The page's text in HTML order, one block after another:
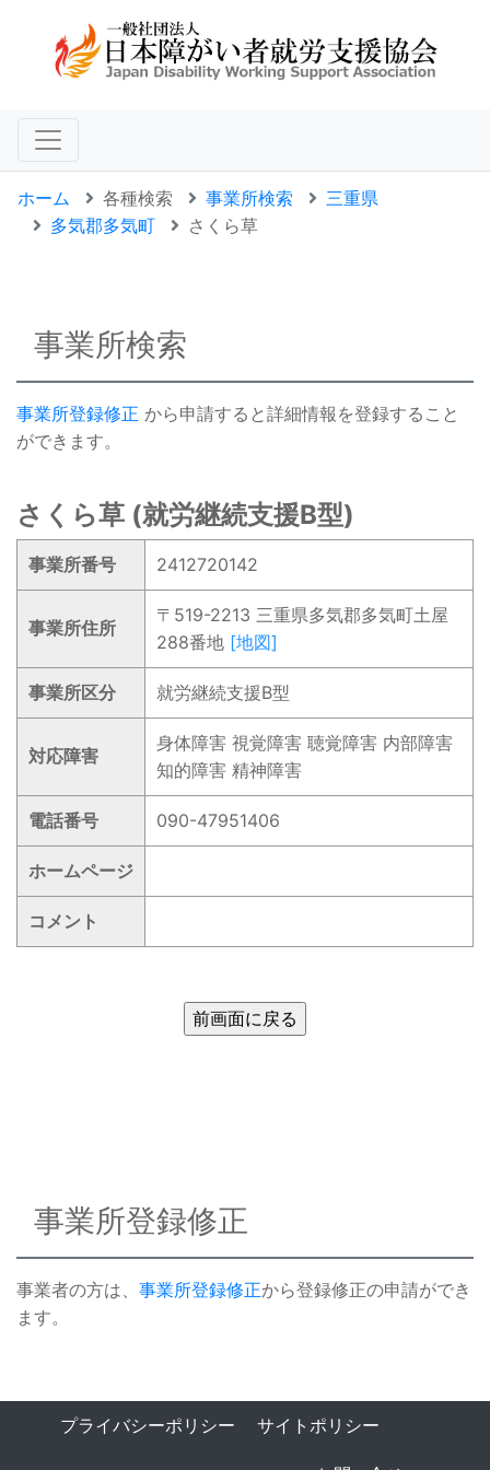
ホーム 各種検索 事業所検索
三重県
多気郡多気町
さくら草
事業所検索
事業所登録修正 から申請すると詳細情報を登録すること
ができます。
さくら草 (就労継続支援B型)
事業所番号 2412720142
事業所住所
〒519-2213 三重県多気郡多気町土屋
288番地 [地図]
事業所区分 就労継続支援B型
対応障害
身体障害 視覚障害 聴覚障害 内部障害
知的障害 精神障害
電話番号 090-47951406
ホームページ
コメント
事業所登録修正
事業者の方は、 事業所登録修正から登録修正の申請ができ
ます。
プライバシーポリシー サイトポリシー